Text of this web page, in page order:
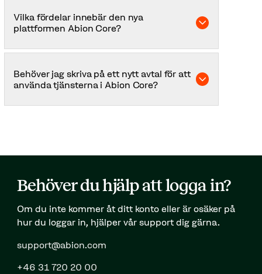
Core.
Vilka fördelar innebär den nya
plattformen Abion Core?
Med Abion Core kan du enkelt hantera alla dina
övervakningstjänster, varumärken, SSL och
webbsäkerhet – på ett och samma ställe.
Behöver jag skriva på ett nytt avtal för att
använda tjänsterna i Abion Core?
Behöver du hjälp att logga in?
Om du inte kommer åt ditt konto eller är osäker på
hur du loggar in, hjälper vår support dig gärna.
support@abion.com
+46 31 720 20 00